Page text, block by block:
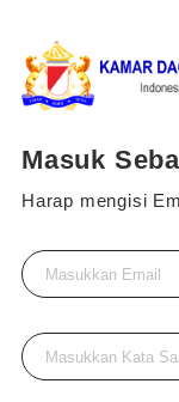
Masuk
Harap mengisi